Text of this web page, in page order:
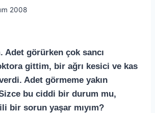
2008
Adet görürken çok sancı
gittim, bir ağrı kesici ve kas
Adet görmeme yakın
bu ciddi bir durum mu,
bir sorun yaşar mıyım?